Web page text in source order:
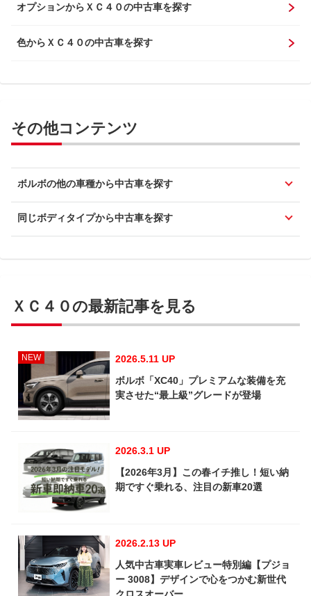
オプションからＸＣ４０の中古車を探す
色からＸＣ４０の中古車を探す
その他コンテンツ
ボルボの他の車種から中古車を探す
同じボディタイプから中古車を探す
ＸＣ４０の最新記事を見る
NEW
2026.5.11 UP
ボルボ「XC40」プレミアムな装備を充
実させた“最上級”グレードが登場
2026.3.1 UP
【2026年3月】この春イチ推し！短い納
期ですぐ乗れる、注目の新車20選
2026.2.13 UP
人気中古車実車レビュー特別編【プジョ
ー 3008】デザインで心をつかむ新世代